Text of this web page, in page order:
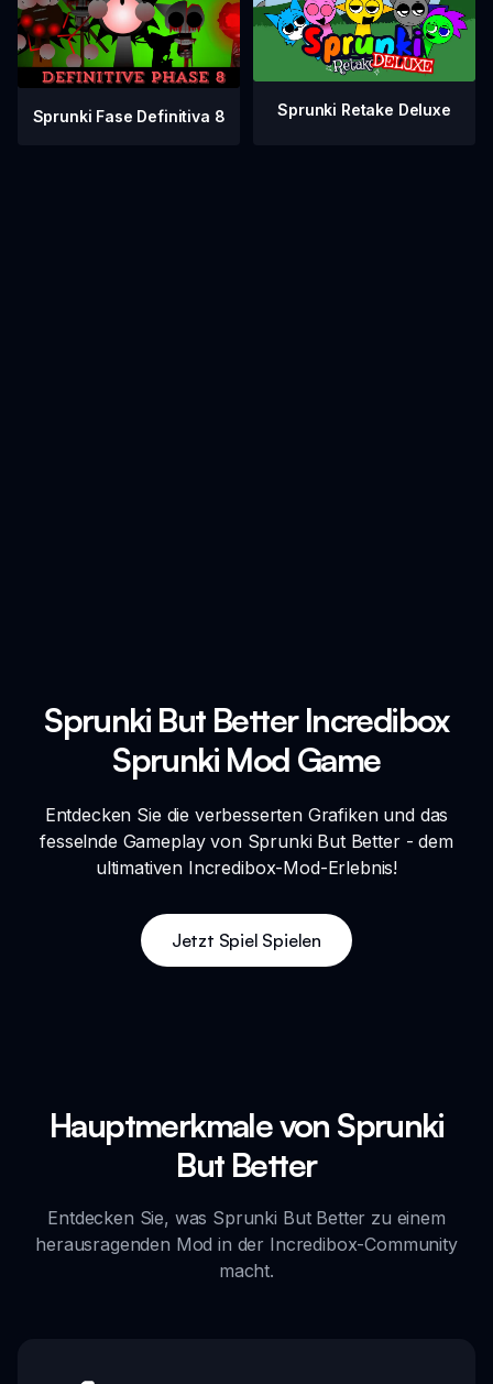
Sprunki Fase Definitiva 8 Sprunki Retake Deluxe
Sprunki But Better Incredibox
Sprunki Mod Game
Entdecken Sie die verbesserten Grafiken und das
fesselnde Gameplay von Sprunki But Better - dem
ultimativen Incredibox-Mod-Erlebnis!
Jetzt Spiel Spielen
Hauptmerkmale von Sprunki
But Better
Entdecken Sie, was Sprunki But Better zu einem
herausragenden Mod in der Incredibox-Community
macht.